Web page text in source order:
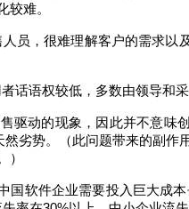
难。
员，很难理解客户的需求以
语权较低，多数由领导和
驱动的现象，因此并不意味
劣势。（此问题带来的副作
国软件企业需要投入巨大成